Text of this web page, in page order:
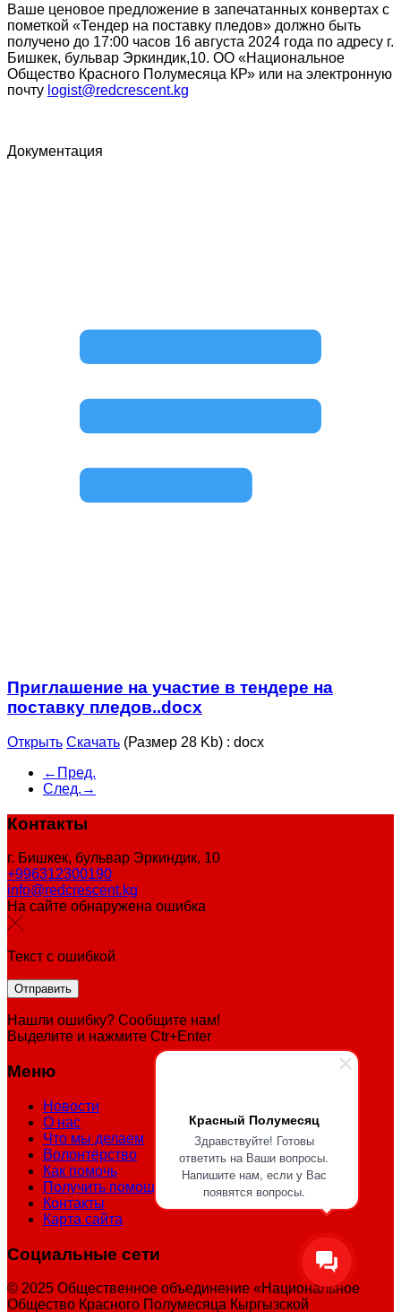
Красный Полумесяц
Здравствуйте! Готовы
ответить на Ваши вопросы.
Напишите нам, если у Вас
появятся вопросы.
Ваше ценовое предложение в запечатанных конвертах с
пометкой «Тендер на поставку пледов» должно быть
получено до 17:00 часов 16 августа 2024 года по адресу г.
Бишкек, бульвар Эркиндик,10. ОО «Национальное
Общество Красного Полумесяца КР» или на электронную
почту logist@redcrescent.kg
Документация
Приглашение на участие в тендере на
поставку пледов..docx
Открыть Скачать (Размер 28 Kb) : docx
←Пред.
След.→
Контакты
г. Бишкек, бульвар Эркиндик, 10
+996312300190
info@redcrescent.kg
На сайте обнаружена ошибка
Текст с ошибкой
Нашли ошибку? Сообщите нам!
Выделите и нажмите Ctr+Enter
Меню
Новости
О нас
Что мы делаем
Волонтёрство
Как помочь
Получить помощь
Контакты
Карта сайта
Социальные сети
© 2025 Общественное объединение «Национальное
Общество Красного Полумесяца Кыргызской